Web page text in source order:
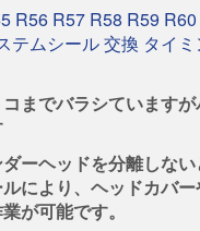
までバラシています
ーヘッドを分離しな
により、ヘッドカバ
が可能です。